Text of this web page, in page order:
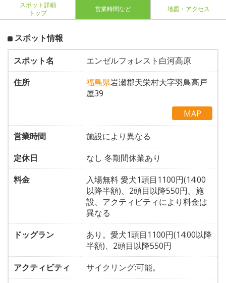
スポット詳細
トップ
営業時間など 地図・アクセス
スポット情報
スポット名
エンゼルフォレスト白河高原
住所
福島県岩瀬郡天栄村大字羽鳥高戸
屋39
MAP
営業時間
施設により異なる
定休日
なし 冬期間休業あり
料金
入場無料 愛犬1頭目1100円(14:00
以降半額)、2頭目以降550円。施
設、アクティビティにより料金は
異なる
ドッグラン
あり。愛犬1頭目1100円(14:00以降
半額)、2頭目以降550円
アクティビティ
サイクリング:可能。